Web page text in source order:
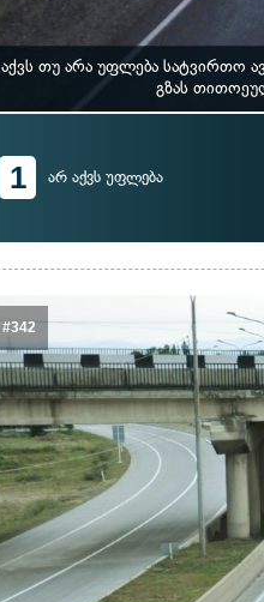
აქვს თუ არა უფლება სატვირთო
გზას
1 არ აქვს უფლება
#342